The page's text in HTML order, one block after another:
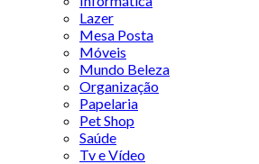
Lazer
Mesa Posta
Móveis
Mundo Beleza
Organização
Papelaria
Pet Shop
Saúde
Tv e Vídeo